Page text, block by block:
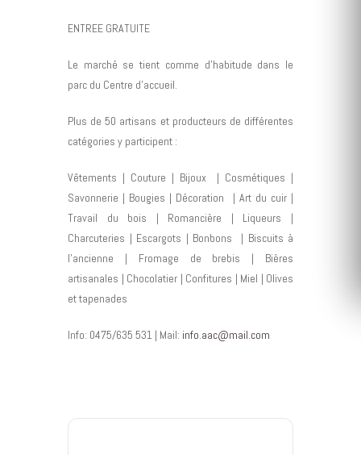
ENTREE GRATUITE
Le marché se tient comme d'habitude dans le
parc du Centre d'accueil.
Plus de 50 artisans et producteurs de différentes
catégories y participent :
Vêtements | Couture | Bijoux | Cosmétiques |
Savonnerie | Bougies | Décoration | Art du cuir |
Travail du bois | Romancière | Liqueurs |
Charcuteries | Escargots | Bonbons | Biscuits à
l'ancienne | Fromage de brebis | Bières
artisanales | Chocolatier | Confitures | Miel | Olives
et tapenades
Info: 0475/635 531 | Mail: info.aac@mail.com